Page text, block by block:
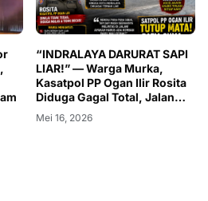
“INDRALAYA DARURAT SAPI
LIAR!” — Warga Murka,
Kasatpol PP Ogan Ilir Rosita
Diduga Gagal Total, Jalan
Raya Berubah Jadi Kandang
Ternak
Mei 16, 2026